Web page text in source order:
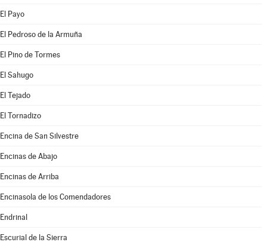
El Payo
El Pedroso de la Armuña
El Pino de Tormes
El Sahugo
El Tejado
El Tornadizo
Encina de San Silvestre
Encinas de Abajo
Encinas de Arriba
Encinasola de los Comendadores
Endrinal
Escurial de la Sierra